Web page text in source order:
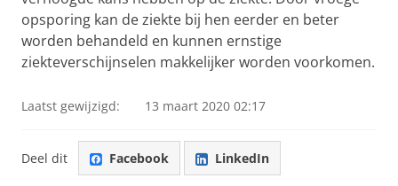
opsporing kan de ziekte bij hen eerder en beter
worden behandeld en kunnen ernstige
ziekteverschijnselen makkelijker worden voorkomen.
Laatst gewijzigd: 13 maart 2020 02:17
Deel dit Facebook LinkedIn